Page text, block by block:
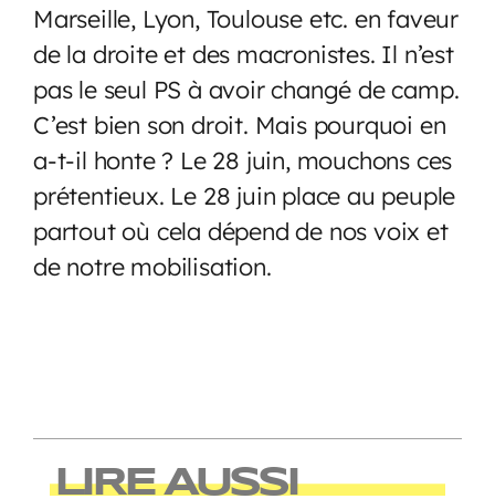
Marseille, Lyon, Toulouse etc. en faveur
de la droite et des macronistes. Il n’est
pas le seul PS à avoir changé de camp.
C’est bien son droit. Mais pourquoi en
a-t-il honte ? Le 28 juin, mouchons ces
prétentieux. Le 28 juin place au peuple
partout où cela dépend de nos voix et
de notre mobilisation.
LIRE AUSSI